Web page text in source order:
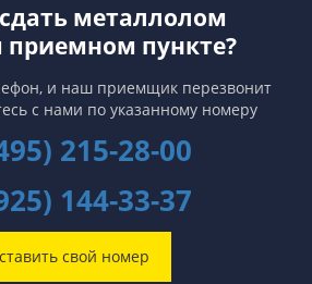
металлолом
пункте?
и наш приемщик перезвонит
с нами по указанному номеру
215-28-00
144-33-37
свой номер